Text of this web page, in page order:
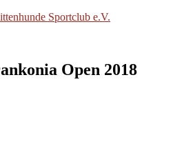
Sportclub e.V.
Open 2018